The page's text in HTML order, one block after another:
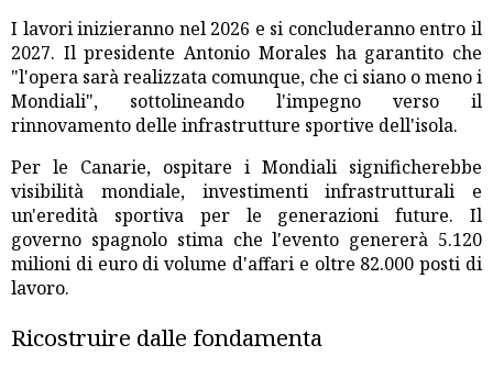
I lavori inizieranno nel 2026 e si concluderanno entro il
2027. Il presidente Antonio Morales ha garantito che
"l'opera sarà realizzata comunque, che ci siano o meno i
Mondiali", sottolineando l'impegno verso il
rinnovamento delle infrastrutture sportive dell'isola.
Per le Canarie, ospitare i Mondiali significherebbe
visibilità mondiale, investimenti infrastrutturali e
un'eredità sportiva per le generazioni future. Il
governo spagnolo stima che l'evento genererà 5.120
milioni di euro di volume d'affari e oltre 82.000 posti di
lavoro.
Ricostruire dalle fondamenta